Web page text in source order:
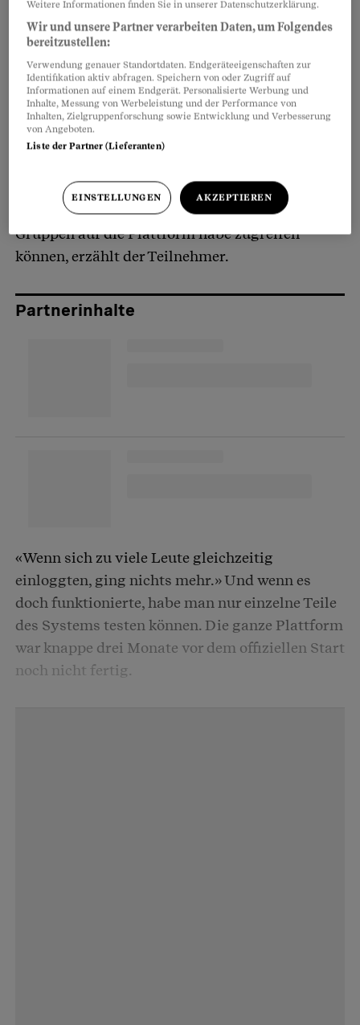
Vertreterinnen und Vertreter von allen
Nationale Datenbank Sport (NDS) testen. Auf
dieser Plattform werden künftig alle Aktivitäten
im Rahmen des staatlichen Förderprogramms
Jugend+Sport erfasst und verwaltet.
Die Performance des Systems sei an beiden
Tagen derart schlecht gewesen, dass man nur in
Gruppen auf die Plattform habe zugreifen
können, erzählt der Teilnehmer.
Partnerinhalte
«Wenn sich zu viele Leute gleichzeitig
einloggten, ging nichts mehr.» Und wenn es
doch funktionierte, habe man nur einzelne Teile
des Systems testen können. Die ganze Plattform
war knappe drei Monate vor dem offiziellen Start
noch nicht fertig.
Weitere Informationen finden Sie in unserer Datenschutzerklärung.
Wir und unsere Partner verarbeiten Daten, um Folgendes
bereitzustellen:
Verwendung genauer Standortdaten. Endgeräteeigenschaften zur
Identifikation aktiv abfragen. Speichern von oder Zugriff auf
Informationen auf einem Endgerät. Personalisierte Werbung und
Inhalte, Messung von Werbeleistung und der Performance von
Inhalten, Zielgruppenforschung sowie Entwicklung und Verbesserung
von Angeboten.
Liste der Partner (Lieferanten)
EINSTELLUNGEN AKZEPTIEREN